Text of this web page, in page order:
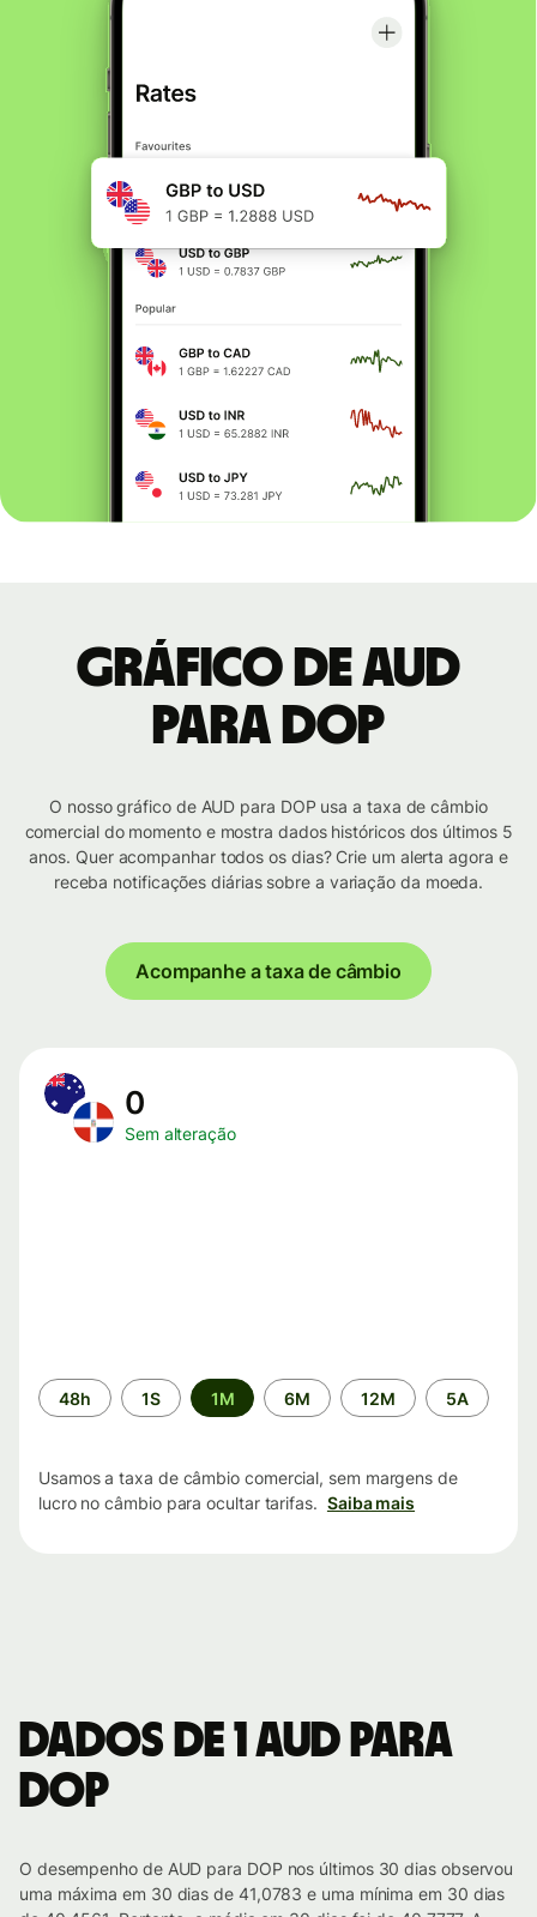
Gráfico de AUD
para DOP
O nosso gráfico de AUD para DOP usa a taxa de câmbio
comercial do momento e mostra dados históricos dos últimos 5
anos. Quer acompanhar todos os dias? Crie um alerta agora e
receba notificações diárias sobre a variação da moeda.
Acompanhe a taxa de câmbio
0
Sem alteração
Período
de
48h 1S 1M 6M 12M 5A
Usamos a taxa de câmbio comercial, sem margens de
lucro no câmbio para ocultar tarifas. Saiba mais
Dados de 1 AUD para
DOP
O desempenho de AUD para DOP nos últimos 30 dias observou
uma máxima em 30 dias de 41,0783 e uma mínima em 30 dias